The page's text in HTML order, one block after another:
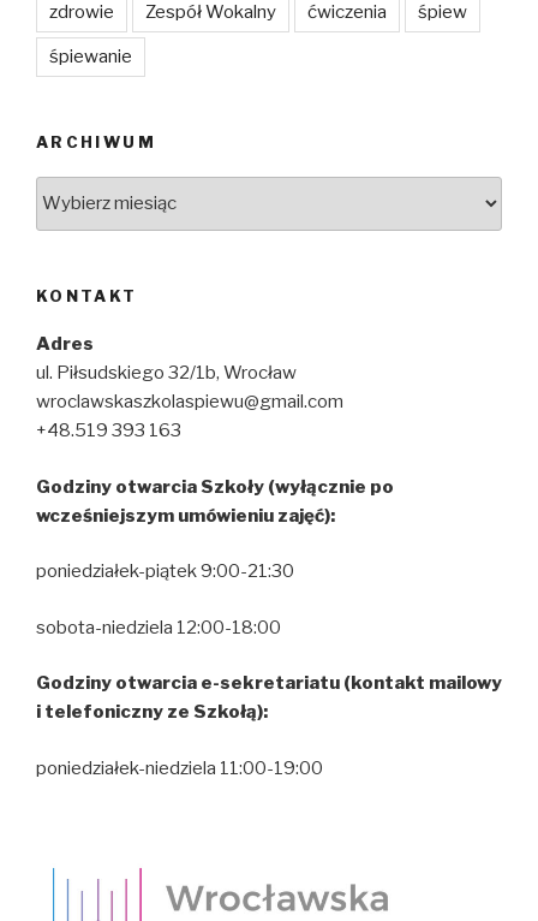
zdrowie Zespół Wokalny ćwiczenia śpiew
śpiewanie
ARCHIWUM
KONTAKT
Adres
ul. Piłsudskiego 32/1b, Wrocław
wroclawskaszkolaspiewu@gmail.com
+48.519 393 163
Godziny otwarcia Szkoły (wyłącznie po
wcześniejszym umówieniu zajęć):
poniedziałek-piątek 9:00-21:30
sobota-niedziela 12:00-18:00
Godziny otwarcia e-sekretariatu (kontakt mailowy
i telefoniczny ze Szkołą):
poniedziałek-niedziela 11:00-19:00